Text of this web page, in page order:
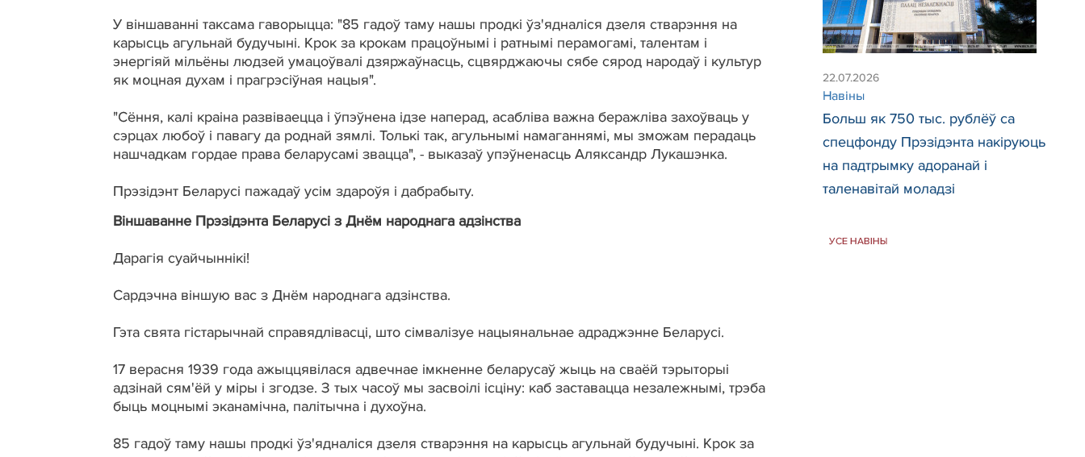
У віншаванні таксама гаворыцца: "85 гадоў таму нашы продкі ўз'ядналіся дзеля стварэння на
карысць агульнай будучыні. Крок за крокам працоўнымі і ратнымі перамогамі, талентам і
энергіяй мільёны людзей умацоўвалі дзяржаўнасць, сцвярджаючы сябе сярод народаў і культур
як моцная духам і прагрэсіўная нацыя".
"Сёння, калі краіна развіваецца і ўпэўнена ідзе наперад, асабліва важна беражліва захоўваць у
сэрцах любоў і павагу да роднай зямлі. Толькі так, агульнымі намаганнямі, мы зможам перадаць
нашчадкам гордае права беларусамі звацца", - выказаў упэўненасць Аляксандр Лукашэнка.
Прэзідэнт Беларусі пажадаў усім здароўя і дабрабыту.
Віншаванне Прэзідэнта Беларусі з Днём народнага адзінства
Дарагія суайчыннікі!
Сардэчна віншую вас з Днём народнага адзінства.
Гэта свята гістарычнай справядлівасці, што сімвалізуе нацыянальнае адраджэнне Беларусі.
17 верасня 1939 года ажыццявілася адвечнае імкненне беларусаў жыць на сваёй тэрыторыі
адзінай сям'ёй у міры і згодзе. З тых часоў мы засвоілі ісціну: каб заставацца незалежнымі, трэба
быць моцнымі эканамічна, палітычна і духоўна.
85 гадоў таму нашы продкі ўз'ядналіся дзеля стварэння на карысць агульнай будучыні. Крок за
22.07.2026
Навіны
Больш як 750 тыс. рублёў са
спецфонду Прэзідэнта накіруюць
на падтрымку адоранай і
таленавітай моладзі
УСЕ НАВІНЫ